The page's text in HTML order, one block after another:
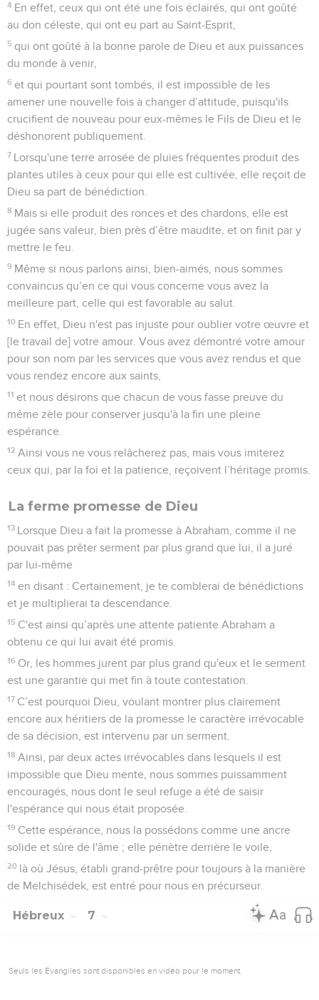
4 En effet, ceux qui ont été une fois éclairés, qui ont goûté
au don céleste, qui ont eu part au Saint-Esprit,
5 qui ont goûté à la bonne parole de Dieu et aux puissances
du monde à venir,
6 et qui pourtant sont tombés, il est impossible de les
amener une nouvelle fois à changer d’attitude, puisqu'ils
crucifient de nouveau pour eux-mêmes le Fils de Dieu et le
déshonorent publiquement.
7 Lorsqu'une terre arrosée de pluies fréquentes produit des
plantes utiles à ceux pour qui elle est cultivée, elle reçoit de
Dieu sa part de bénédiction.
8 Mais si elle produit des ronces et des chardons, elle est
jugée sans valeur, bien près d’être maudite, et on finit par y
mettre le feu.
9 Même si nous parlons ainsi, bien-aimés, nous sommes
convaincus qu’en ce qui vous concerne vous avez la
meilleure part, celle qui est favorable au salut.
10 En effet, Dieu n'est pas injuste pour oublier votre œuvre et
[le travail de] votre amour. Vous avez démontré votre amour
pour son nom par les services que vous avez rendus et que
vous rendez encore aux saints,
11 et nous désirons que chacun de vous fasse preuve du
même zèle pour conserver jusqu'à la fin une pleine
espérance.
12 Ainsi vous ne vous relâcherez pas, mais vous imiterez
ceux qui, par la foi et la patience, reçoivent l’héritage promis.
La ferme promesse de Dieu
13 Lorsque Dieu a fait la promesse à Abraham, comme il ne
pouvait pas prêter serment par plus grand que lui, il a juré
par lui-même
14 en disant : Certainement, je te comblerai de bénédictions
et je multiplierai ta descendance.
15 C'est ainsi qu’après une attente patiente Abraham a
obtenu ce qui lui avait été promis.
16 Or, les hommes jurent par plus grand qu'eux et le serment
est une garantie qui met fin à toute contestation.
17 C’est pourquoi Dieu, voulant montrer plus clairement
encore aux héritiers de la promesse le caractère irrévocable
de sa décision, est intervenu par un serment.
18 Ainsi, par deux actes irrévocables dans lesquels il est
impossible que Dieu mente, nous sommes puissamment
encouragés, nous dont le seul refuge a été de saisir
l'espérance qui nous était proposée.
19 Cette espérance, nous la possédons comme une ancre
solide et sûre de l'âme ; elle pénètre derrière le voile,
20 là où Jésus, établi grand-prêtre pour toujours à la manière
de Melchisédek, est entré pour nous en précurseur.
Hébreux 7
Seuls les Évangiles sont disponibles en vidéo pour le moment.